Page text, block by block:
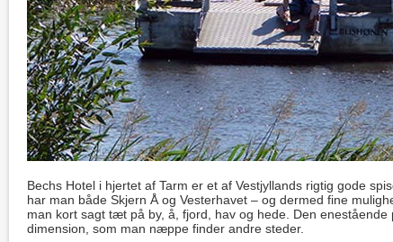
Bechs Hotel i hjertet af Tarm er et af Vestjyllands rigtig gode
har man både Skjern Å og Vesterhavet – og dermed fine
man kort sagt tæt på by, å, fjord, hav og hede. Den
dimension, som man næppe finder andre steder.